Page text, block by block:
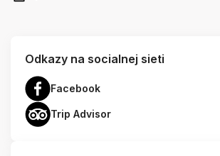
Odkazy na socialnej sieti
Facebook
Trip Advisor